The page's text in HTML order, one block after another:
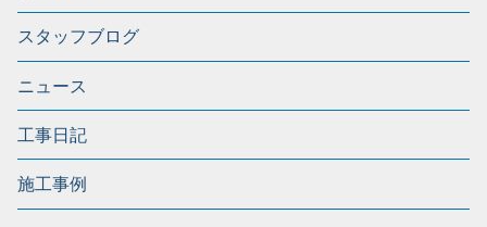
スタッフブログ
ニュース
工事日記
施工事例